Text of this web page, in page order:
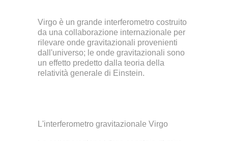
Virgo è un grande interferometro costruito
da una collaborazione internazionale per
rilevare onde gravitazionali provenienti
dall'universo; le onde gravitazionali sono
un effetto predetto dalla teoria della
relatività generale di Einstein.
L'interferometro gravitazionale Virgo